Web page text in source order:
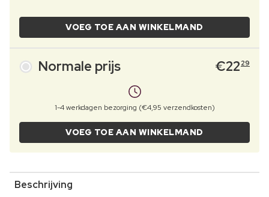
VOEG TOE AAN WINKELMAND
Normale prijs €22 29
1-4 werkdagen bezorging (€4,95 verzendkosten)
VOEG TOE AAN WINKELMAND
Beschrijving